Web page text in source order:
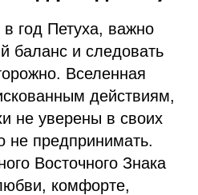
год Петуха, важно
баланс и следовать
Вселенная
действиям,
не уверены в своих
не предпринимать.
Восточного Знака
комфорте,